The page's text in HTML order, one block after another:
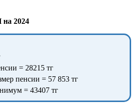
2024
= 28215 тг
пенсии = 57 853 тг
= 43407 тг